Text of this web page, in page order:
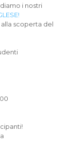
i nostri
scoperta del